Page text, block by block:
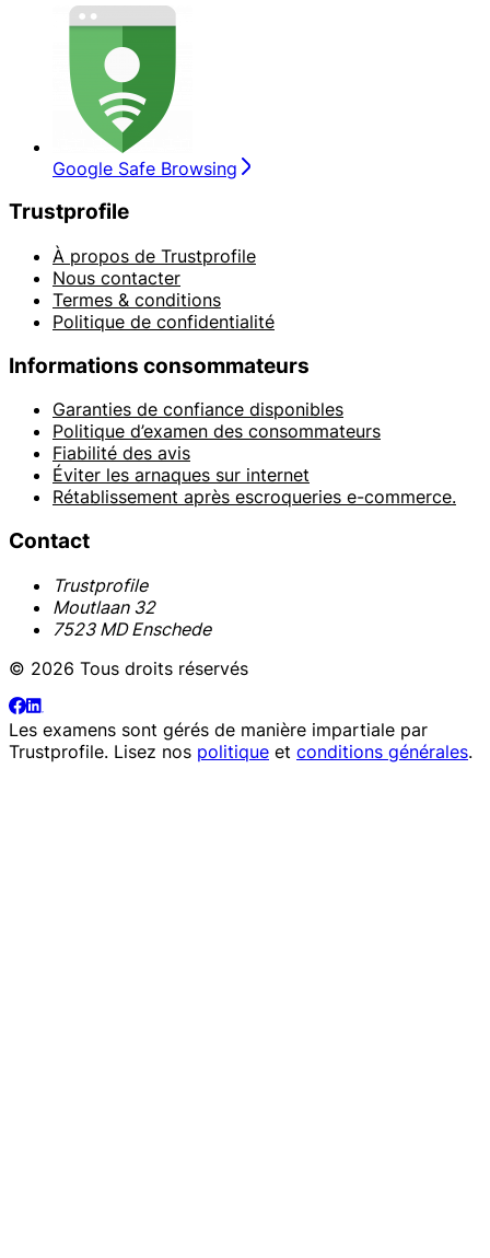
Google Safe Browsing
Trustprofile
À propos de Trustprofile
Nous contacter
Termes & conditions
Politique de confidentialité
Informations consommateurs
Garanties de confiance disponibles
Politique d’examen des consommateurs
Fiabilité des avis
Éviter les arnaques sur internet
Rétablissement après escroqueries e-commerce.
Contact
Trustprofile
Moutlaan 32
7523 MD Enschede
© 2026 Tous droits réservés
Les examens sont gérés de manière impartiale par
Trustprofile. Lisez nos politique et conditions générales.